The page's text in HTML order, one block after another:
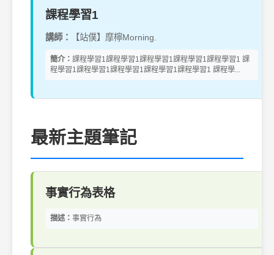
課程學習1
講師： 【站僕】摩檸Morning.
簡介： 課程學習1課程學習1課程學習1課程學習1課程學習1 課
程學習1課程學習1課程學習1課程學習1課程學習1 課程學...
最新主題筆記
事實行為表格
描述： 事實行為